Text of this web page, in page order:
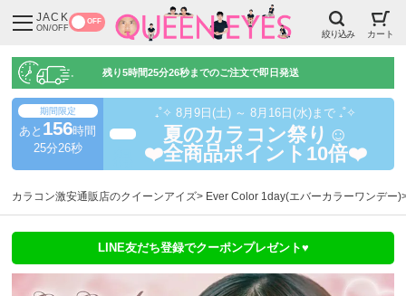
JACK
ON/OFF
OFF
絞り込み カート
残り5時間25分25秒までのご注文で即日発送
期間限定
あと 156時間
25分25秒
₊˚✧ 8月9日(土) ～ 8月16日(水)まで ₊˚✧
夏のカラコン祭り☺️
❤️全商品ポイント10倍❤️
カラコン激安通販店のクイーンアイズ Ever Color 1day(エバーカラーワンデー)
LINE友だち登録でクーポンプレゼント♥